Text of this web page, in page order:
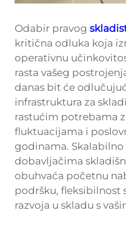
Odabir pravog
kritična odluka koja
operativnu
rasta vašeg
danas bit će
infrastruktura za
rastućim potrebama
fluktuacijama i
godinama.
dobavljačima
obuhvaća početnu
podršku, fleksibilnost
razvoja u skladu s